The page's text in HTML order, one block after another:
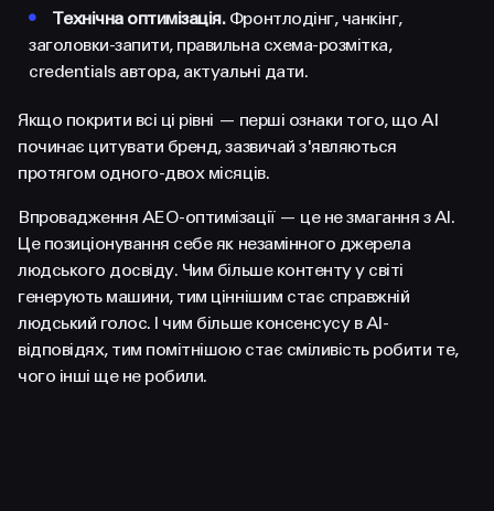
•
Технічна оптимізація.Фронтлодінг, чанкінг,
заголовки-запити, правильна схема-розмітка,
credentials автора, актуальні дати.
Якщо покрити всі ці рівні — перші ознаки того, що AI
починає цитувати бренд, зазвичай з'являються
протягом одного-двох місяців.
Впровадження AEO-оптимізації — це не змагання з AI.
Це позиціонування себе як незамінного джерела
людського досвіду. Чим більше контенту у світі
генерують машини, тим ціннішим стає справжній
людський голос. І чим більше консенсусу в AI-
відповідях, тим помітнішою стає сміливість робити те,
чого інші ще не робили.